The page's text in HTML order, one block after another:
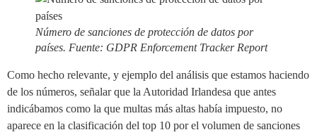
Número de sanciones de protección de datos por
países. Fuente: GDPR Enforcement Tracker Report
Como hecho relevante, y ejemplo del análisis que estamos haciendo
de los números, señalar que la Autoridad Irlandesa que antes
indicábamos como la que multas más altas había impuesto, no
aparece en la clasificación del top 10 por el volumen de sanciones